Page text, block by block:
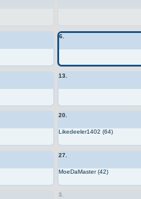
6.
13.
20.
Likedeeler1402 (64)
27.
MoeDaMaster (42)
3.